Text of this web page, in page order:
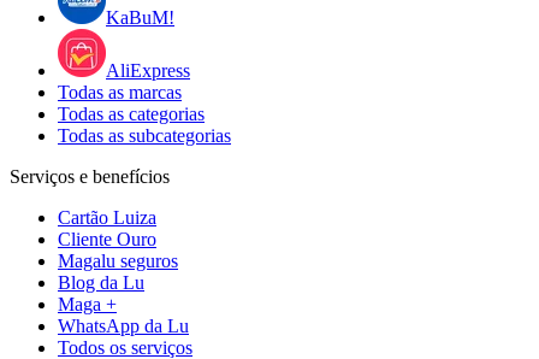
KaBuM!
AliExpress
Todas as marcas
Todas as categorias
Todas as subcategorias
Serviços e benefícios
Cartão Luiza
Cliente Ouro
Magalu seguros
Blog da Lu
Maga +
WhatsApp da Lu
Todos os serviços